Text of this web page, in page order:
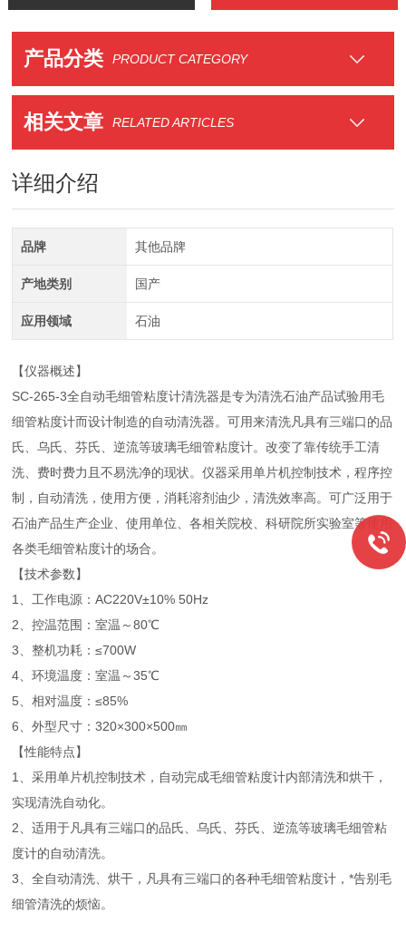
产品分类 PRODUCT CATEGORY
相关文章 RELATED ARTICLES
详细介绍
品牌 其他品牌
产地类别 国产
应用领域 石油
【仪器概述】
SC-265-3全自动毛细管粘度计清洗器是专为清洗石油产品试验用毛
细管粘度计而设计制造的自动清洗器。可用来清洗凡具有三端口的品
氏、乌氏、芬氏、逆流等玻璃毛细管粘度计。改变了靠传统手工清
洗、费时费力且不易洗净的现状。仪器采用单片机控制技术，程序控
制，自动清洗，使用方便，消耗溶剂油少，清洗效率高。可广泛用于
石油产品生产企业、使用单位、各相关院校、科研院所实验室等使用
各类毛细管粘度计的场合。
【技术参数】
1、工作电源：AC220V±10% 50Hz
2、控温范围：室温～80℃
3、整机功耗：≤700W
4、环境温度：室温～35℃
5、相对温度：≤85%
6、外型尺寸：320×300×500㎜
【性能特点】
1、采用单片机控制技术，自动完成毛细管粘度计内部清洗和烘干，
实现清洗自动化。
2、适用于凡具有三端口的品氏、乌氏、芬氏、逆流等玻璃毛细管粘
度计的自动清洗。
3、全自动清洗、烘干，凡具有三端口的各种毛细管粘度计，*告别毛
细管清洗的烦恼。